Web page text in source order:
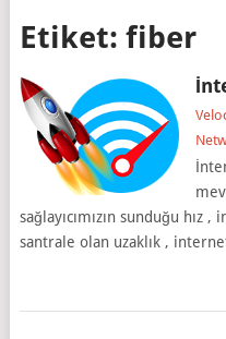
Etiket: fiber
sağlayıcımızın sunduğu
santrale olan uzaklık , internet